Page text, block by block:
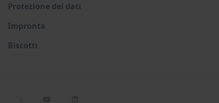
Protezione dei dati
Impronta
Biscotti